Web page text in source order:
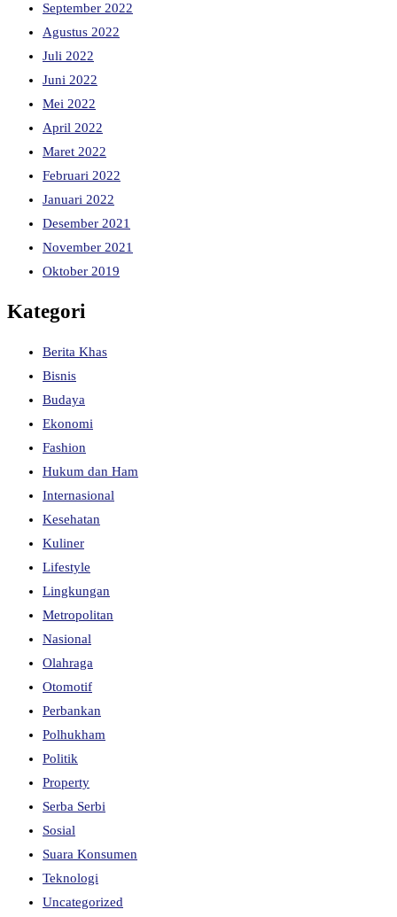
September 2022
Agustus 2022
Juli 2022
Juni 2022
Mei 2022
April 2022
Maret 2022
Februari 2022
Januari 2022
Desember 2021
November 2021
Oktober 2019
Kategori
Berita Khas
Bisnis
Budaya
Ekonomi
Fashion
Hukum dan Ham
Internasional
Kesehatan
Kuliner
Lifestyle
Lingkungan
Metropolitan
Nasional
Olahraga
Otomotif
Perbankan
Polhukham
Politik
Property
Serba Serbi
Sosial
Suara Konsumen
Teknologi
Uncategorized